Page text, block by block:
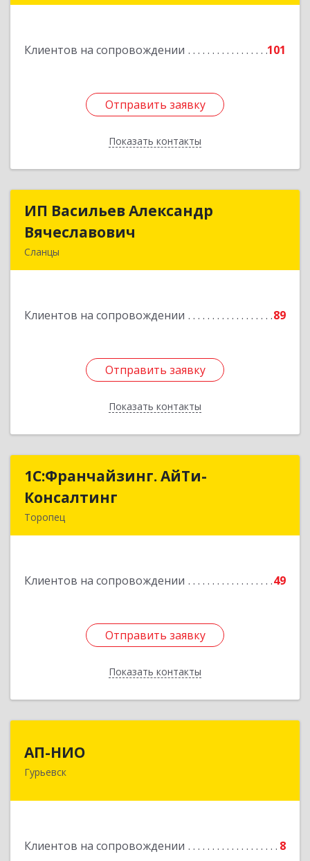
Клиентов на сопровождении 101
Отправить заявку
Показать контакты
Отправить заявку
Назад
ИП Васильев Александр
Вячеславович
Сланцы
Клиентов на сопровождении 89
Отправить заявку
Показать контакты
ИП Васильев Александр
Подробнее
Отправить заявку
Назад
1С:Франчайзинг. АйТи-
Консалтинг
Торопец
Клиентов на сопровождении 49
Отправить заявку
Показать контакты
1С:Франчайзинг. АйТи-
Подробнее
Отправить заявку
Назад
АП-НИО
Гурьевск
Клиентов на сопровождении 8
238300 Калининградская обл, Гурьевск г,